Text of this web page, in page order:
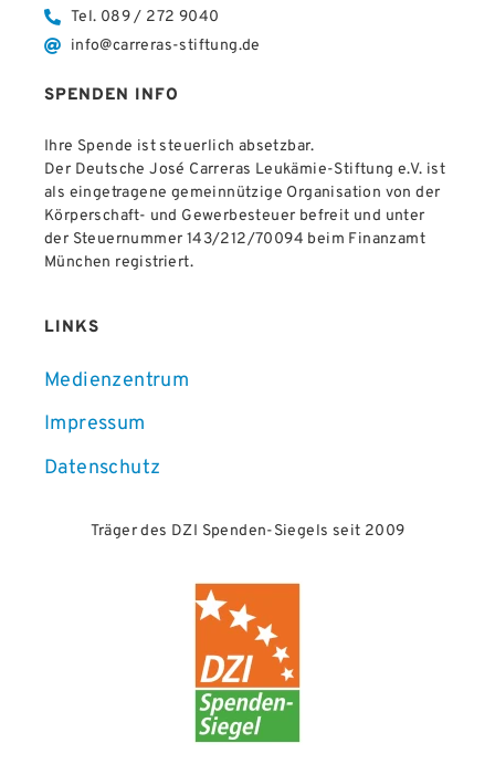
Tel. 089 / 272 9040
info@carreras-stiftung.de
SPENDEN INFO
Ihre Spende ist steuerlich absetzbar.
Der Deutsche José Carreras Leukämie-Stiftung e.V. ist
als eingetragene gemeinnützige Organisation von der
Körperschaft- und Gewerbesteuer befreit und unter
der Steuernummer 143/212/70094 beim Finanzamt
München registriert.
LINKS
Medienzentrum
Impressum
Datenschutz
Träger des DZI Spenden-Siegels seit 2009